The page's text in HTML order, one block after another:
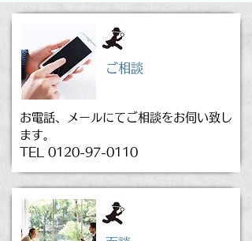
ご相談
お電話、メールにてご相談をお伺い致し
ます。
TEL 0120-97-0110